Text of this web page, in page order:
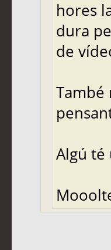
hores
dura
de
També
Algú té